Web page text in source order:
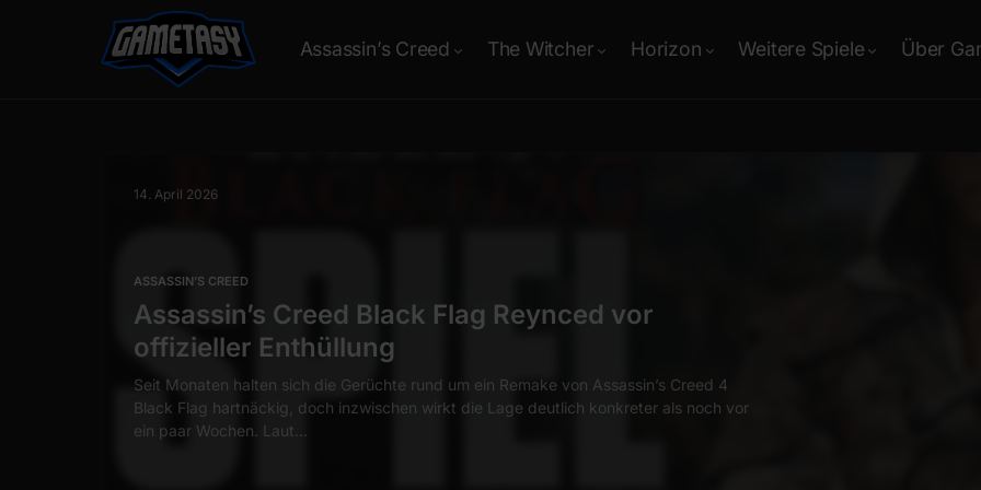
Assassin’s Creed The Witcher Horizon Weitere Spiele Über
ASSASSIN’S CREED
Assassin’s Creed Black Flag Reynced vor
offizieller Enthüllung
Seit Monaten halten sich die Gerüchte rund um ein Remake von Assassin’s Creed 4
Black Flag hartnäckig, doch inzwischen wirkt die Lage deutlich konkreter als noch vor
ein paar Wochen. Laut…